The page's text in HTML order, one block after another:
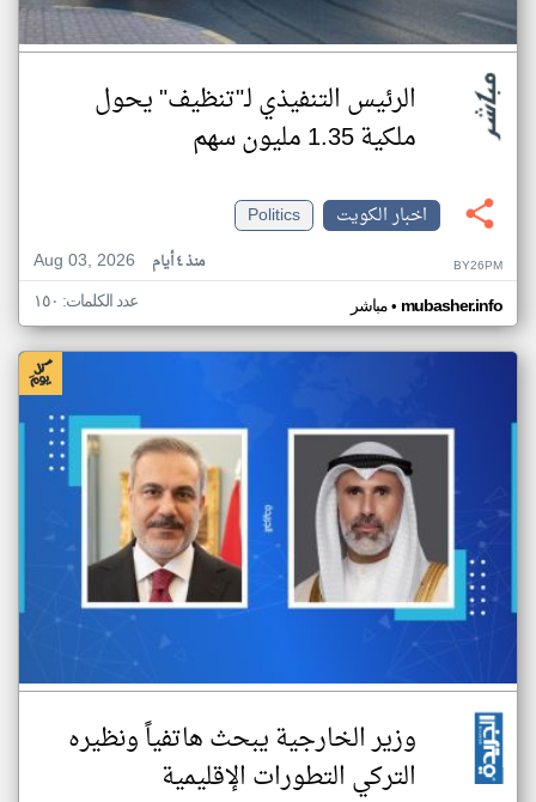
الرئيس التنفيذي لـ"تنظيف" يحول
ملكية 1.35 مليون سهم
اخبار الكويت
Politics
Aug 03, 2026
منذ ٤ أيام BY26PM
مباشر• mubasher.info عدد الكلمات: ١٥٠
وزير الخارجية يبحث هاتفياً ونظيره
التركي التطورات الإقليمية